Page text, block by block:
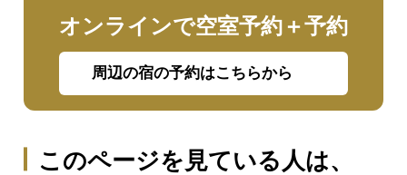
オンラインで空室予約＋予約
周辺の宿の予約はこちらから
このページを見ている人は、